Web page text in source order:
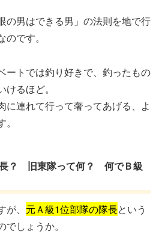
の男はできる男」の法則を地で行
です。
ートでは釣り好きで、釣ったもの
るほど。
に連れて行って奢ってあげる、よ
？ 旧東隊って何？ 何でＢ級
、 元Ａ級1位部隊の隊長という
しょうか。